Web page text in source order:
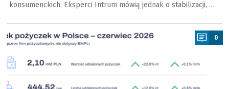
konsumenckich. Eksperci Intrum mówią jednak o stabilizacji, …
a
0